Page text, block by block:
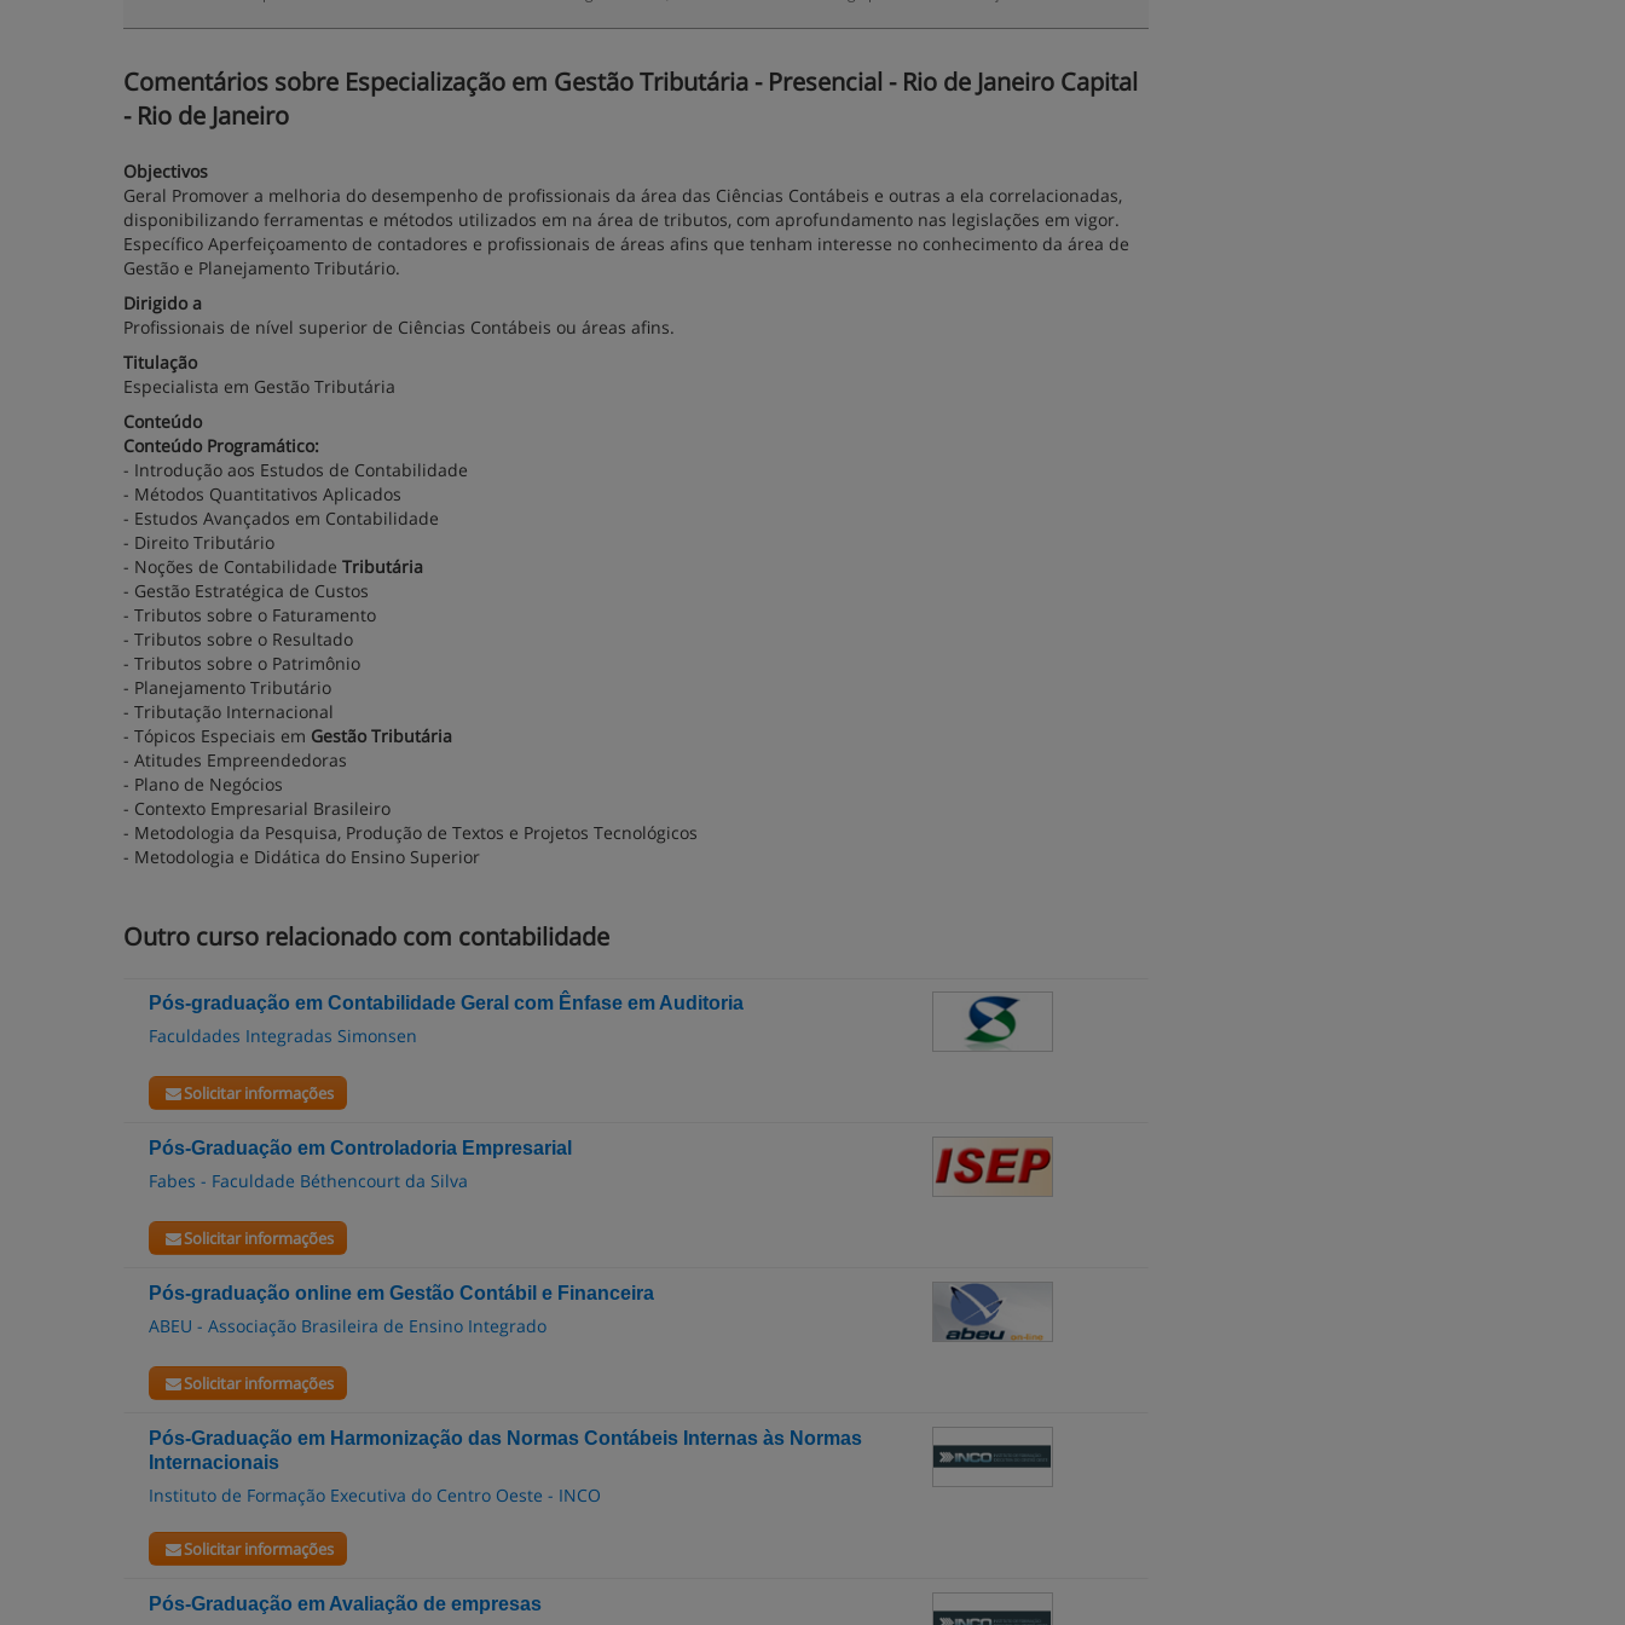
Comentários sobre Especialização em Gestão Tributária - Presencial - Rio de Janeiro Capital
- Rio de Janeiro
Objectivos
Geral Promover a melhoria do desempenho de profissionais da área das Ciências Contábeis e outras a ela correlacionadas,
disponibilizando ferramentas e métodos utilizados em na área de tributos, com aprofundamento nas legislações em vigor.
Específico Aperfeiçoamento de contadores e profissionais de áreas afins que tenham interesse no conhecimento da área de
Gestão e Planejamento Tributário.
Dirigido a
Profissionais de nível superior de Ciências Contábeis ou áreas afins.
Titulação
Especialista em Gestão Tributária
Conteúdo
Conteúdo Programático:
- Introdução aos Estudos de Contabilidade
- Métodos Quantitativos Aplicados
- Estudos Avançados em Contabilidade
- Direito Tributário
- Noções de Contabilidade Tributária
- Gestão Estratégica de Custos
- Tributos sobre o Faturamento
- Tributos sobre o Resultado
- Tributos sobre o Patrimônio
- Planejamento Tributário
- Tributação Internacional
- Tópicos Especiais em Gestão Tributária
- Atitudes Empreendedoras
- Plano de Negócios
- Contexto Empresarial Brasileiro
- Metodologia da Pesquisa, Produção de Textos e Projetos Tecnológicos
- Metodologia e Didática do Ensino Superior
Outro curso relacionado com contabilidade
Pós-graduação em Contabilidade Geral com Ênfase em Auditoria
Faculdades Integradas Simonsen
Solicitar informações
Pós-Graduação em Controladoria Empresarial
Fabes - Faculdade Béthencourt da Silva
Solicitar informações
Pós-graduação online em Gestão Contábil e Financeira
ABEU - Associação Brasileira de Ensino Integrado
Solicitar informações
Pós-Graduação em Harmonização das Normas Contábeis Internas às Normas
Internacionais
Instituto de Formação Executiva do Centro Oeste - INCO
Solicitar informações
Pós-Graduação em Avaliação de empresas